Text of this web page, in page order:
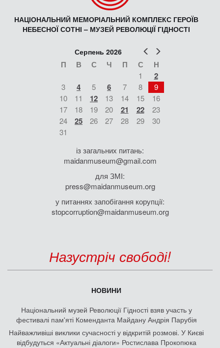
НАЦІОНАЛЬНИЙ МЕМОРІАЛЬНИЙ КОМПЛЕКС ГЕРОЇВ
НЕБЕСНОЇ СОТНІ – МУЗЕЙ РЕВОЛЮЦІЇ ГІДНОСТІ
Попер
Серпень 2026
П В С Ч П С Н
1 2
3 4 5 6 7 8
9
10
11 12 13 14 15
16
17
18 19 20 21 22
23
24
25 26 27 28 29
30
31
із загальних питань:
maidanmuseum@gmail.com
для ЗМІ:
press@maidanmuseum.org
у питаннях запобігання корупції:
stopcorruption@maidanmuseum.org
Назустріч свободі!
НОВИНИ
Національний музей Революції Гідності взяв участь у
фестивалі пам'яті Коменданта Майдану Андрія Парубія
Найважливіші виклики сучасності у відкритій розмові. У Києві
відбудуться «Актуальні діалоги» Ростислава Прокопюка